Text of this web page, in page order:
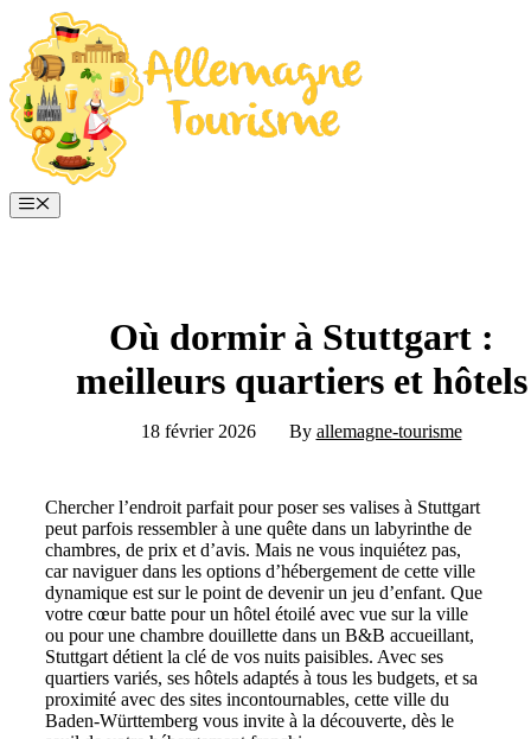
contenu
Menu
Où dormir à Stuttgart :
meilleurs quartiers et hôtels
18 février 2026 By allemagne-tourisme
Chercher l’endroit parfait pour poser ses valises à Stuttgart
peut parfois ressembler à une quête dans un labyrinthe de
chambres, de prix et d’avis. Mais ne vous inquiétez pas,
car naviguer dans les options d’hébergement de cette ville
dynamique est sur le point de devenir un jeu d’enfant. Que
votre cœur batte pour un hôtel étoilé avec vue sur la ville
ou pour une chambre douillette dans un B&B accueillant,
Stuttgart détient la clé de vos nuits paisibles. Avec ses
quartiers variés, ses hôtels adaptés à tous les budgets, et sa
proximité avec des sites incontournables, cette ville du
Baden-Württemberg vous invite à la découverte, dès le